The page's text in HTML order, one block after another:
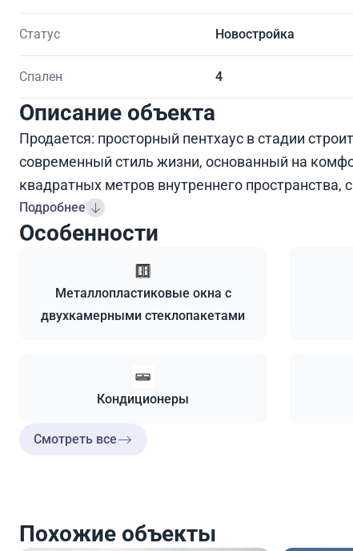
Статус Новостройка
Спален 4
Описание объекта
Продается: просторный пентхаус в стадии
современный стиль жизни, основанный на
квадратных метров внутреннего
Подробнее
Особенности
Металлопластиковые окна с
двухкамерными стеклопакетами
Кондиционеры
Смотреть все
Похожие объекты